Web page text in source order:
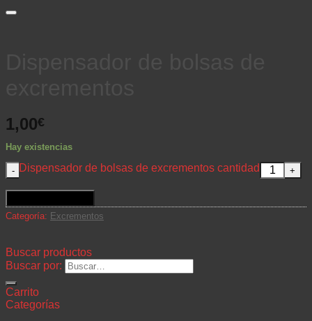
1,00€
Hay existencias
Dispensador de bolsas de excrementos cantidad
Categoría: Excrementos
Buscar productos
Buscar por:
Carrito
Categorías